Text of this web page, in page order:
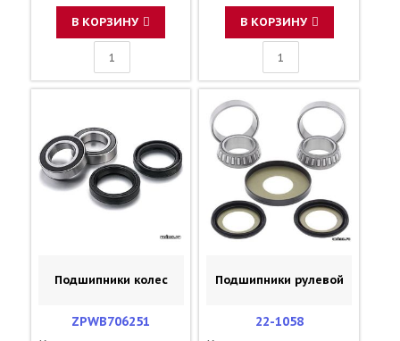
В КОРЗИНУ
CRF450X 05-25 SUZUKI
RMZ250 07-25 RMZ450
PARTS 25-1250
В КОРЗИНУ
Подшипники колес
ZPWB706251
Подшипники рулевой
22-1058